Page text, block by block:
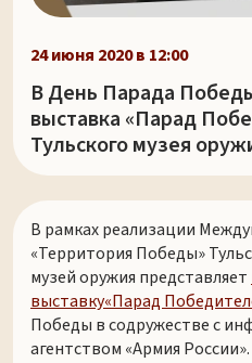
24 июня 2020 в 12:00
В День Парада
выставка «Парад
Тульского музея
В рамках реализации
«Территория Победы»
музей оружия представляет
выставку«Парад
Победы в содружестве с
агентством «Армия России».